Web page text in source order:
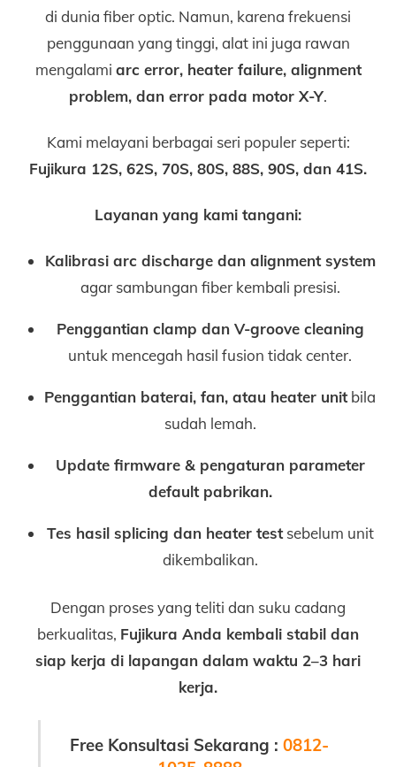
di dunia fiber optic. Namun, karena frekuensi
penggunaan yang tinggi, alat ini juga rawan
mengalami arc error, heater failure, alignment
problem, dan error pada motor X-Y.
Kami melayani berbagai seri populer seperti:
Fujikura 12S, 62S, 70S, 80S, 88S, 90S, dan 41S.
Layanan yang kami tangani:
Kalibrasi arc discharge dan alignment system
agar sambungan fiber kembali presisi.
Penggantian clamp dan V-groove cleaning
untuk mencegah hasil fusion tidak center.
Penggantian baterai, fan, atau heater unitbila
sudah lemah.
Update firmware & pengaturan parameter
default pabrikan.
Tes hasil splicing dan heater testsebelum unit
dikembalikan.
Dengan proses yang teliti dan suku cadang
berkualitas, Fujikura Anda kembali stabil dan
siap kerja di lapangan dalam waktu 2–3 hari
kerja.
Free Konsultasi Sekarang : 0812-